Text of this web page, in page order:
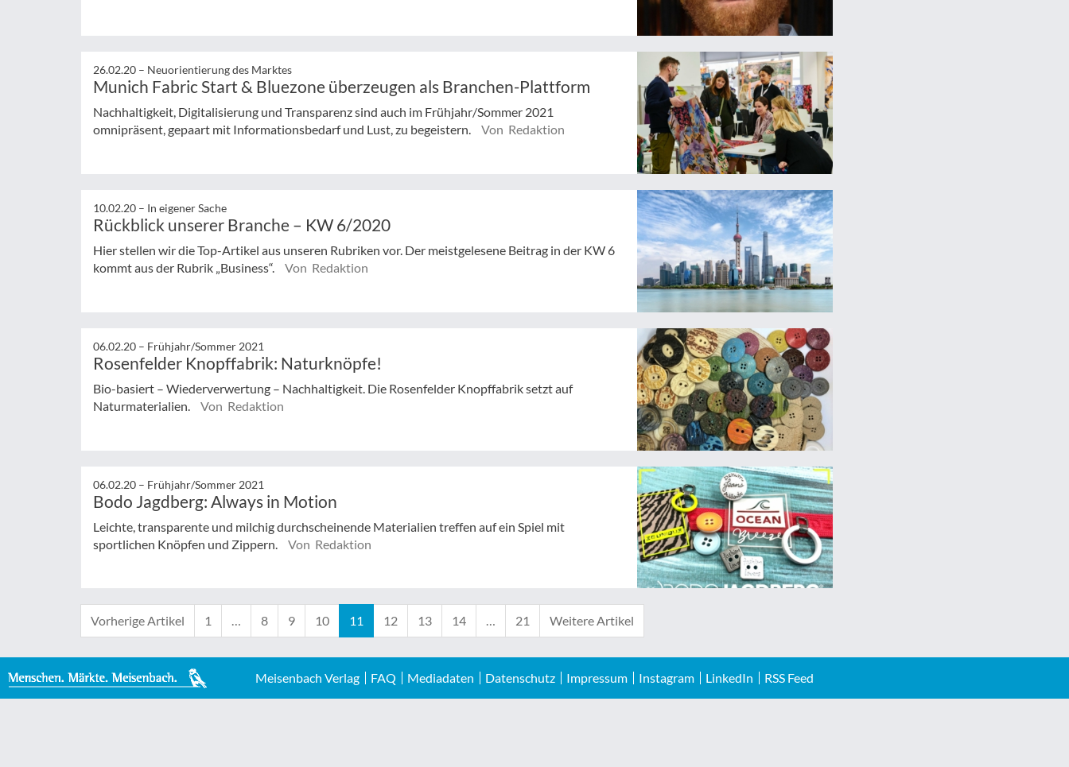
26.02.20 – Neuorientierung des Marktes
Munich Fabric Start & Bluezone überzeugen als Branchen-Plattform
Nachhaltigkeit, Digitalisierung und Transparenz sind auch im Frühjahr/Sommer 2021
omnipräsent, gepaart mit Informationsbedarf und Lust, zu begeistern.
Von Redaktion
10.02.20 – In eigener Sache
Rückblick unserer Branche – KW 6/2020
Hier stellen wir die Top-Artikel aus unseren Rubriken vor. Der meistgelesene Beitrag in der KW 6
kommt aus der Rubrik „Business“.
Von Redaktion
06.02.20 – Frühjahr/Sommer 2021
Rosenfelder Knopffabrik: Naturknöpfe!
Bio-basiert – Wiederverwertung – Nachhaltigkeit. Die Rosenfelder Knopffabrik setzt auf
Naturmaterialien.
Von Redaktion
06.02.20 – Frühjahr/Sommer 2021
Bodo Jagdberg: Always in Motion
Leichte, transparente und milchig durchscheinende Materialien treffen auf ein Spiel mit
sportlichen Knöpfen und Zippern.
Von Redaktion
Vorherige Artikel 1 … 8 9 10 11 12 13 14 … 21 Weitere Artikel
Meisenbach Verlag FAQ Mediadaten Datenschutz Impressum Instagram LinkedIn RSS Feed